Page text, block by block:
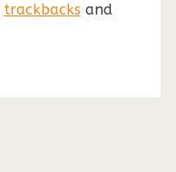
trackbacks and